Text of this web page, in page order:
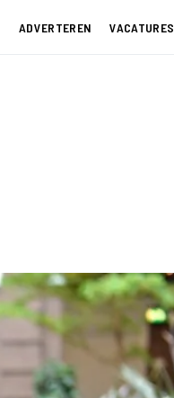
ADVERTEREN VACATURES